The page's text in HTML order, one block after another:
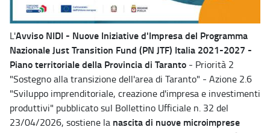
L'Avviso NIDI - Nuove Iniziative d'Impresa del Programma
Nazionale Just Transition Fund (PN JTF) Italia 2021-2027 -
Piano territoriale della Provincia di Taranto - Priorità 2
"Sostegno alla transizione dell'area di Taranto" - Azione 2.6
"Sviluppo imprenditoriale, creazione d'impresa e investimenti
produttivi" pubblicato sul Bollettino Ufficiale n. 32 del
23/04/2026, sostiene la nascita di nuove microimprese